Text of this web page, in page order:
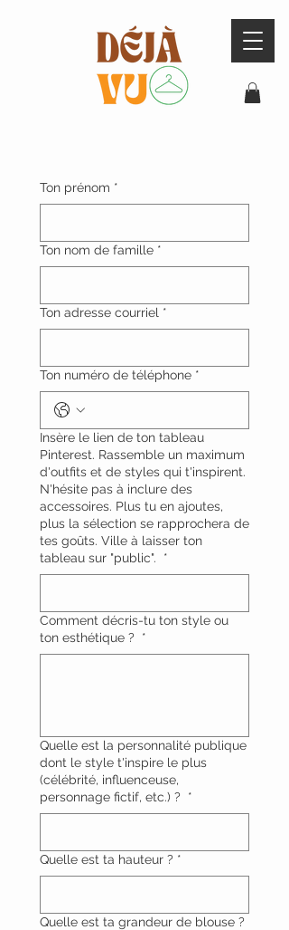
Ton prénom *
Ton nom de famille *
Ton adresse courriel *
Ton numéro de téléphone *
Insère le lien de ton tableau
Pinterest. Rassemble un maximum
d'outfits et de styles qui t'inspirent.
N'hésite pas à inclure des
accessoires. Plus tu en ajoutes,
plus la sélection se rapprochera de
tes goûts. Ville à laisser ton
tableau sur "public".
*
Comment décris-tu ton style ou
ton esthétique ?
*
Quelle est la personnalité publique
dont le style t'inspire le plus
(célébrité, influenceuse,
personnage fictif, etc.) ?
*
Quelle est ta hauteur ? *
Quelle est ta grandeur de blouse ?